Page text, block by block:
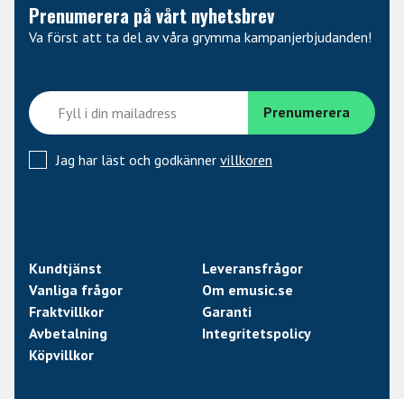
Prenumerera på vårt nyhetsbrev
Va först att ta del av våra grymma kampanjerbjudanden!
Jag har läst och godkänner villkoren
Kundtjänst
Leveransfrågor
Vanliga frågor
Om emusic.se
Fraktvillkor
Garanti
Avbetalning
Integritetspolicy
Köpvillkor